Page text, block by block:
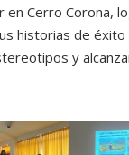
en Cerro Corona,
historias de
y